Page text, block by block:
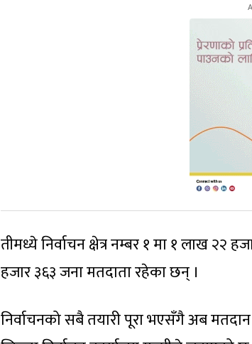
तीमध्ये निर्वाचन क्षेत्र नम्बर १ मा १ लाख २२
हजार ३६३ जना मतदाता रहेका छन् ।
निर्वाचनको सबै तयारी पूरा भएसँगै अब मतदान